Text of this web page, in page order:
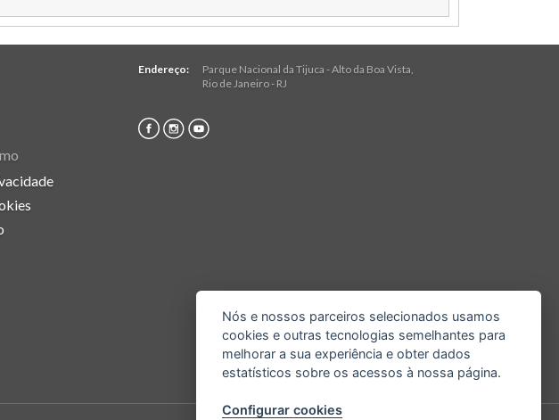
Endereço: Parque Nacional da Tijuca - Alto da Boa Vista,
Rio de Janeiro- RJ
Nós e nossos parceiros selecionados usamos
cookies e outras tecnologias semelhantes para
melhorar a sua experiência e obter dados
estatísticos sobre os acessos à nossa página.
Configurar cookies